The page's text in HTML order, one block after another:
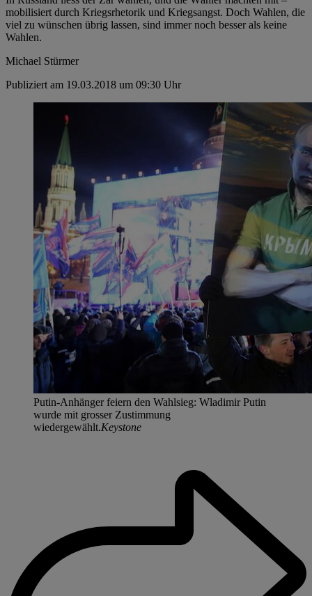
mobilisiert durch Kriegsrhetorik und Kriegsangst. Doch Wahlen, die
viel zu wünschen übrig lassen, sind immer noch besser als keine
Wahlen.
Michael Stürmer
Publiziert am 19.03.2018 um 09:30 Uhr
Putin-Anhänger feiern den Wahlsieg: Wladimir Putin
wurde mit grosser Zustimmung
wiedergewählt.Keystone